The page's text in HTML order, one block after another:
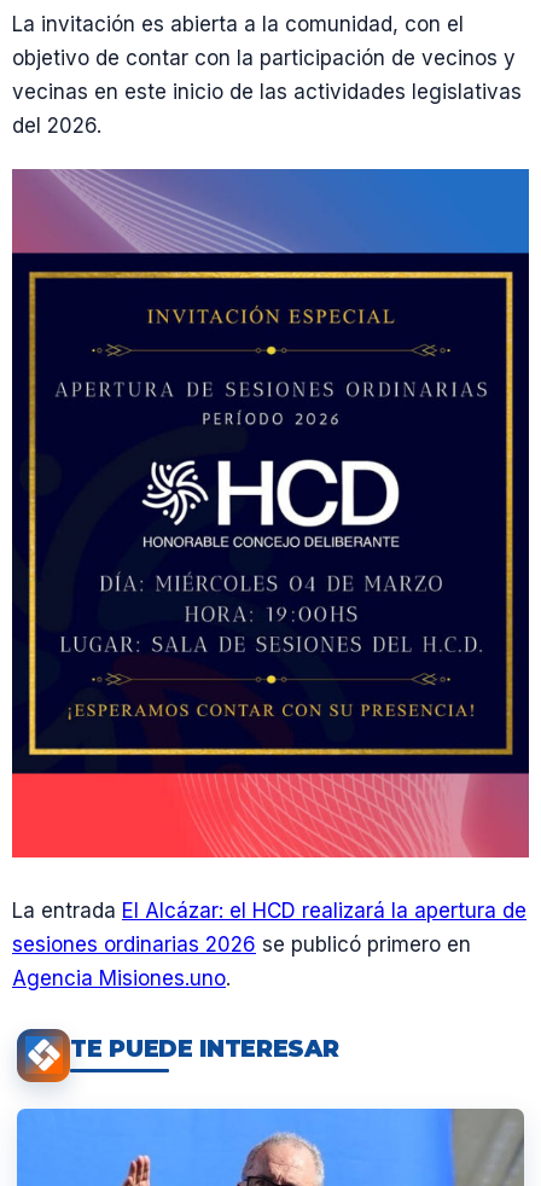
La invitación es abierta a la comunidad, con el
objetivo de contar con la participación de vecinos y
vecinas en este inicio de las actividades legislativas
del 2026.
La entrada El Alcázar: el HCD realizará la apertura de
sesiones ordinarias 2026 se publicó primero en
Agencia Misiones.uno.
TE PUEDE INTERESAR